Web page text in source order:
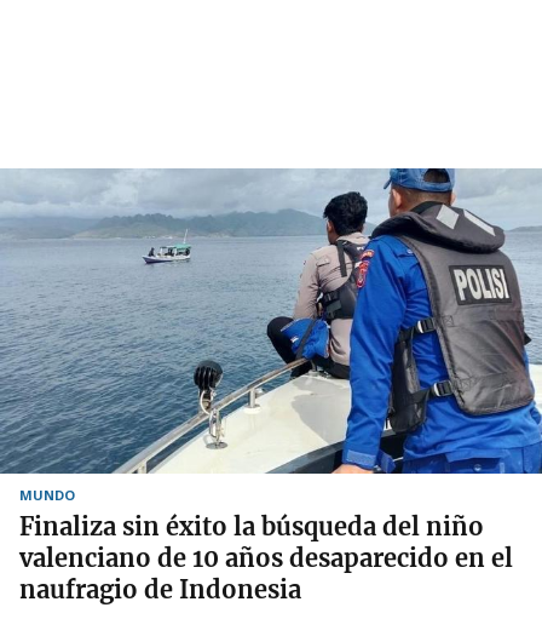
MUNDO
Finaliza sin éxito la búsqueda del niño
valenciano de 10 años desaparecido en el
naufragio de Indonesia